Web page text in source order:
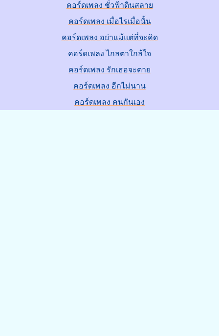
คอร์ดเพลง ชั่วฟ้าดินสลาย
คอร์ดเพลง เมื่อไรเมื่อนั้น
คอร์ดเพลง อย่าแม้แต่ที่จะคิด
คอร์ดเพลง ไกลตาใกล้ใจ
คอร์ดเพลง รักเธอจะตาย
คอร์ดเพลง อีกไม่นาน
คอร์ดเพลง คนกันเอง